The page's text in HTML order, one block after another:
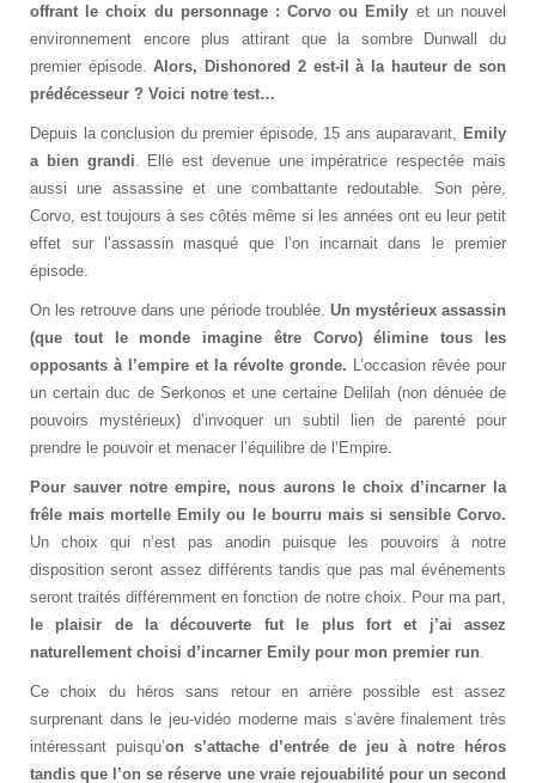
offrant le choix du personnage : Corvo ou Emily et un nouvel
environnement encore plus attirant que la sombre Dunwall du
premier épisode.Alors, Dishonored 2 est-il à la hauteur de son
prédécesseur ? Voici notre test…
Depuis la conclusion du premier épisode, 15 ans auparavant,
Emily
a bien grandi . Elle est devenue une impératrice respectée mais
aussi une assassine et une combattante redoutable. Son père,
Corvo, est toujours à ses côtés même si les années ont eu leur petit
effet sur l’assassin masqué que l’on incarnait dans le premier
épisode.
On les retrouve dans une période troublée. Un mystérieux assassin
(que tout le monde imagine être Corvo) élimine tous les
opposants à l’empire et la révolte gronde. L’occasion rêvée pour
un certain duc de Serkonos et une certaine Delilah (non dénuée de
pouvoirs mystérieux) d’invoquer un subtil lien de parenté pour
prendre le pouvoir et menacer l’équilibre de l’Empire.
Pour sauver notre empire, nous aurons le choix d’incarner la
frêle mais mortelle Emily ou le bourru mais si sensible Corvo.
Un choix qui n’est pas anodin puisque les pouvoirs à notre
disposition seront assez différents tandis que pas mal événements
seront traités différemment en fonction de notre choix. Pour ma part,
le plaisir de la découverte fut le plus fort et j’ai assez
naturellement choisi d’incarner Emily pour mon premier run
Ce choix du héros sans retour en arrière possible est assez
surprenant dans le jeu-vidéo moderne mais s’avère finalement très
intéressant puisqu’on s’attache d’entrée de jeu à notre héros
tandis que l’on se réserve une vraie rejouabilité pour un second